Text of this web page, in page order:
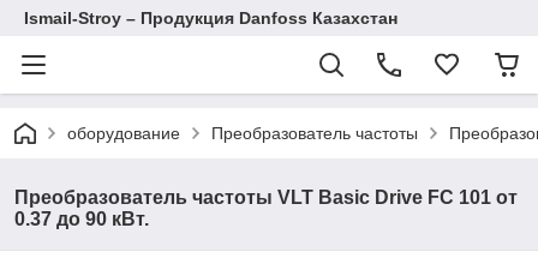
Ismail-Stroy – Продукция Danfoss Казахстан
оборудование Преобразователь частоты
Преобразователь частоты VLT Basic Drive FC 101 от
0.37 до 90 кВт.